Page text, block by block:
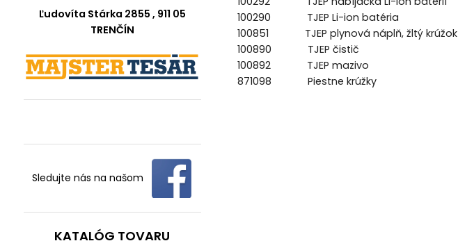
Ľudovíta Stárka 2855 , 911 05
TRENČÍN
Sledujte nás na našom
KATALÓG TOVARU
100290 TJEP Li-ion batéria
100851 TJEP plynová náplň, žltý krúžok
100890 TJEP čistič
100892 TJEP mazivo
871098 Piestne krúžky